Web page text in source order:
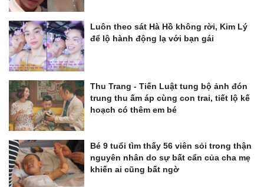
Luôn theo sát Hà Hồ không rời, Kim Lý
để lộ hành động lạ với bạn gái
Thu Trang - Tiến Luật tung bộ ảnh đón
trung thu ấm áp cùng con trai, tiết lộ kế
hoạch có thêm em bé
Bé 9 tuổi tìm thấy 56 viên sỏi trong thận
nguyên nhân do sự bất cẩn của cha mẹ
khiến ai cũng bất ngờ